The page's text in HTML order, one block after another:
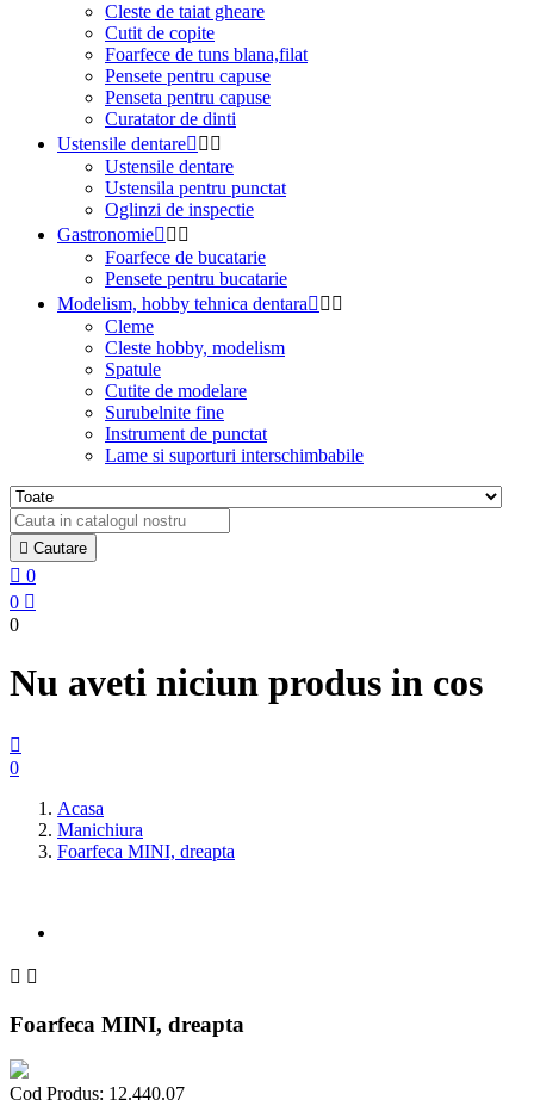
Cleste de taiat gheare
Cutit de copite
Foarfece de tuns blana,filat
Pensete pentru capuse
Penseta pentru capuse
Curatator de dinti
Ustensile dentare  
Ustensile dentare
Ustensila pentru punctat
Oglinzi de inspectie
Gastronomie  
Foarfece de bucatarie
Pensete pentru bucatarie
Modelism, hobby tehnica dentara  
Cleme
Cleste hobby, modelism
Spatule
Cutite de modelare
Surubelnite fine
Instrument de punctat
Lame si suporturi interschimbabile
 Cautare
 0
0 
0
Nu aveti niciun produs in cos

0
Acasa
Manichiura
Foarfeca MINI, dreapta
 
Foarfeca MINI, dreapta
Cod Produs: 12.440.07